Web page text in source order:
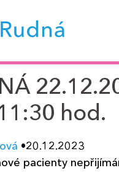
hod.
•20.12.2023
é pacienty n